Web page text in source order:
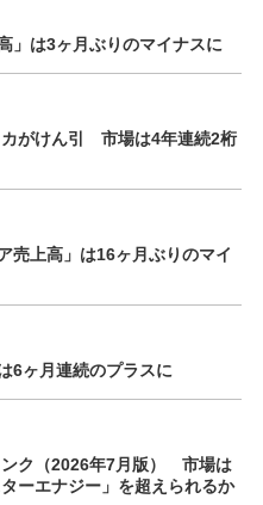
」は3ヶ月ぶりのマイナスに
がけん引 市場は4年連続2桁
売上高」は16ヶ月ぶりのマイ
6ヶ月連続のプラスに
ク（2026年7月版） 市場は
ーエナジー」を超えられるか